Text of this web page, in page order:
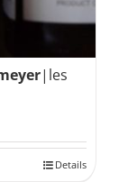
|les
Details